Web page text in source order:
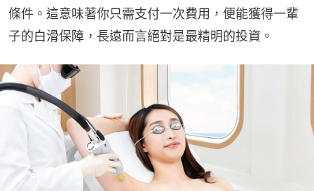
條件。這意味著你只需支付一次費用，便能獲得一輩
子的白滑保障，長遠而言絕對是最精明的投資。